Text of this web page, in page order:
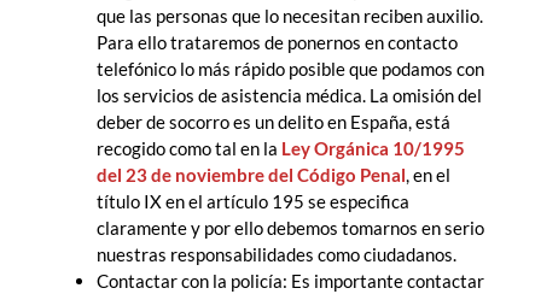
que las personas que lo necesitan reciben auxilio.
Para ello trataremos de ponernos en contacto
telefónico lo más rápido posible que podamos con
los servicios de asistencia médica. La omisión del
deber de socorro es un delito en España, está
recogido como tal en la Ley Orgánica 10/1995
del 23 de noviembre del Código Penal , en el
título IX en el artículo 195 se especifica
claramente y por ello debemos tomarnos en serio
nuestras responsabilidades como ciudadanos.
Contactar con la policía: Es importante contactar